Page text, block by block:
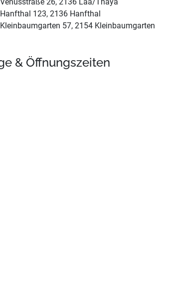
Hanfthal 123, 2136 Hanfthal
Kleinbaumgarten 57, 2154 Kleinbaumgarten
& Öffnungszeiten